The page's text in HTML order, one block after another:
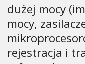
dużej mocy
mocy,
rejestracja i